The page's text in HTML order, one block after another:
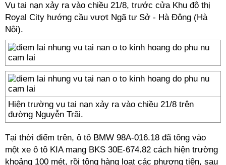
Vụ tai nạn xảy ra vào chiều 21/8, trước cửa Khu đô thị
Royal City hướng cầu vượt Ngã tư Sở - Hà Đông (Hà
Nội).
Hiện trường vụ tai nạn xảy ra vào chiều 21/8 trên
đường Nguyễn Trãi.
Tại thời điểm trên, ô tô BMW 98A-016.18 đã tông vào
một xe ô tô KIA mang BKS 30E-674.82 cách hiện trường
khoảng 100 mét, rồi tông hàng loạt các phương tiện, sau